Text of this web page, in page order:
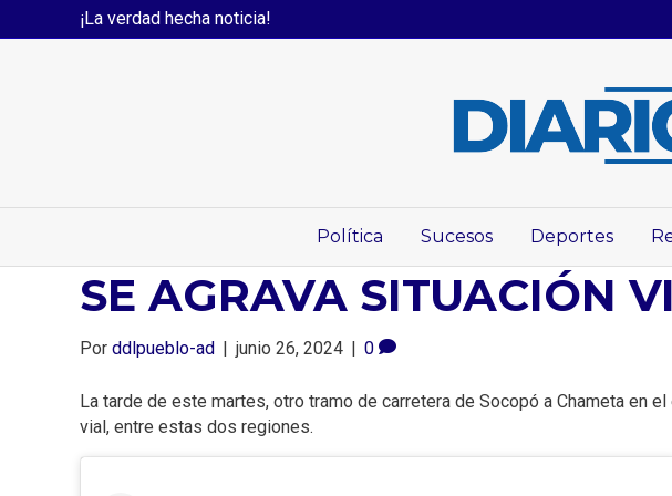
¡La verdad hecha noticia!
Política Sucesos Deportes
SE AGRAVA SITUACIÓN
Por ddlpueblo-ad junio 26, 2024 0
La tarde de este martes, otro tramo de carretera de Socopó a Chameta en
vial, entre estas dos regiones.